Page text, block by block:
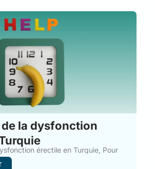
la dysfonction
érectile en Turquie, Pour